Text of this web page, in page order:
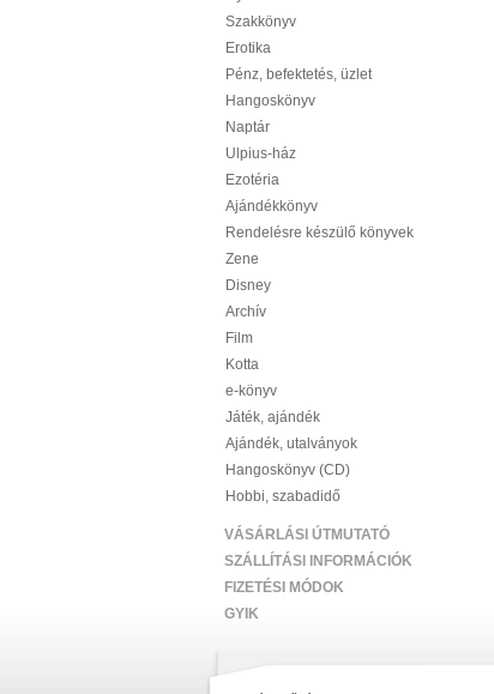
Szakkönyv
Erotika
Pénz, befektetés, üzlet
Hangoskönyv
Naptár
Ulpius-ház
Ezotéria
Ajándékkönyv
Rendelésre készülő könyvek
Zene
Disney
Archív
Film
Kotta
e-könyv
Játék, ajándék
Ajándék, utalványok
Hangoskönyv (CD)
Hobbi, szabadidő
VÁSÁRLÁSI ÚTMUTATÓ
SZÁLLÍTÁSI INFORMÁCIÓK
FIZETÉSI MÓDOK
GYIK